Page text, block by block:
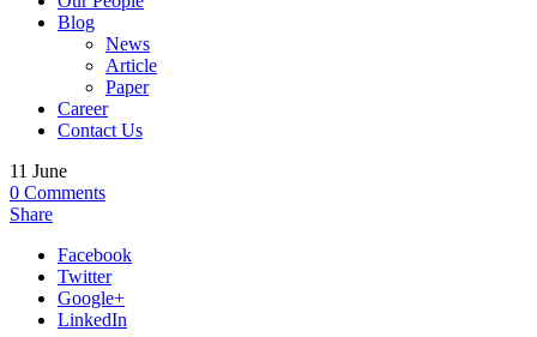
Blog
News
Article
Paper
Career
Contact Us
11 June
0 Comments
Share
Facebook
Twitter
Google+
LinkedIn